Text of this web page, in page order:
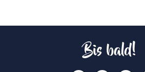
Bis bald!